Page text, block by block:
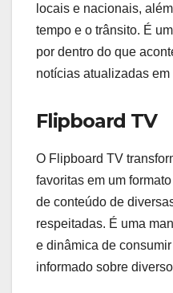
locais e nacionais,
tempo e o trânsito. É
por dentro do que
notícias atualizadas em
Flipboard TV
O Flipboard TV
favoritas em um
de conteúdo de
respeitadas. É uma
e dinâmica de
informado sobre